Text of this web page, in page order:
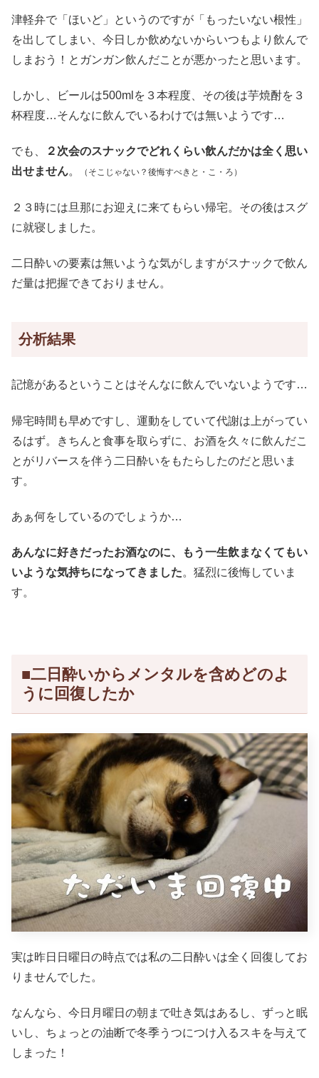
津軽弁で「ほいど」というのですが「もったいない根性」
を出してしまい、今日しか飲めないからいつもより飲んで
しまおう！とガンガン飲んだことが悪かったと思います。
しかし、ビールは500mlを３本程度、その後は芋焼酎を３
杯程度…そんなに飲んでいるわけでは無いようです…
でも、
２次会のスナックでどれくらい飲んだかは全く思い
出せません。 （そこじゃない？後悔すべきと・こ・ろ）
２３時には旦那にお迎えに来てもらい帰宅。その後はスグ
に就寝しました。
二日酔いの要素は無いような気がしますがスナックで飲ん
だ量は把握できておりません。
分析結果
記憶があるということはそんなに飲んでいないようです…
帰宅時間も早めですし、運動をしていて代謝は上がってい
るはず。きちんと食事を取らずに、お酒を久々に飲んだこ
とがリバースを伴う二日酔いをもたらしたのだと思いま
す。
あぁ何をしているのでしょうか…
あんなに好きだったお酒なのに、もう一生飲まなくてもい
いような気持ちになってきました。猛烈に後悔していま
す。
■二日酔いからメンタルを含めどのよ
うに回復したか
実は昨日日曜日の時点では私の二日酔いは全く回復してお
りませんでした。
なんなら、今日月曜日の朝まで吐き気はあるし、ずっと眠
いし、ちょっとの油断で冬季うつにつけ入るスキを与えて
しまった！